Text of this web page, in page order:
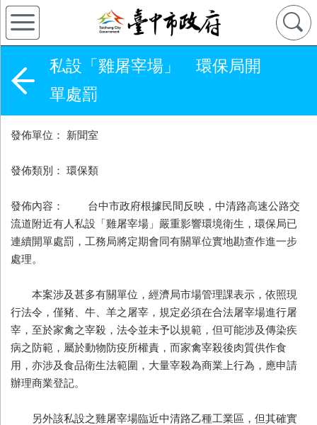
私設「雞屠宰場」 環保局開
單處罰
發佈單位： 新聞室
發佈類別： 環保類
發佈內容： 台中市政府根據民間反映，中清路高速公路交
流道附近有人私設「雞屠宰場」嚴重影響環境衛生，環保局已
連續開單處罰，工務局將定期會同有關單位實地勘查作進一步
處理。
本案涉及甚多有關單位，經濟局市場管理課表示，依照現
行法令，僅豬、牛、羊之屠宰，規定必須在合法屠宰場進行屠
宰，至於家禽之宰殺，法令並未予以規範，但可能涉及傳染疾
病之防範，屬於動物防疫所權責，而家禽宰殺後肉質供作食
用，亦涉及食品衛生法範圍，大量宰殺為商業上行為，應申請
辦理商業登記。
另外該私設之雞屠宰場臨近中清路乙種工業區，但其確實